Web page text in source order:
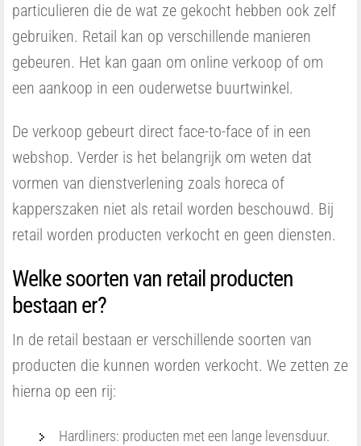
particulieren die de wat ze gekocht hebben ook zelf
gebruiken. Retail kan op verschillende manieren
gebeuren. Het kan gaan om online verkoop of om
een aankoop in een ouderwetse buurtwinkel.
De verkoop gebeurt direct face-to-face of in een
webshop. Verder is het belangrijk om weten dat
vormen van dienstverlening zoals horeca of
kapperszaken niet als retail worden beschouwd. Bij
retail worden producten verkocht en geen diensten.
Welke soorten van retail producten
bestaan er?
In de retail bestaan er verschillende soorten van
producten die kunnen worden verkocht. We zetten ze
hierna op een rij:
Hardliners: producten met een lange levensduur.